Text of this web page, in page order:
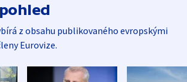
z obsahu publikovaného evropskými
Eurovize.